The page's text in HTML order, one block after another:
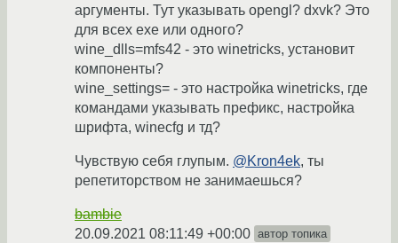
аргументы. Тут указывать opengl? dxvk? Это
для всех ехе или одного?
wine_dlls=mfs42 - это winetricks, установит
компоненты?
wine_settings= - это настройка winetricks, где
командами указывать префикс, настройка
шрифта, winecfg и тд?
Чувствую себя глупым. @Kron4ek, ты
репетиторством не занимаешься?
bambie
20.09.2021 08:11:49 +00:00 автор топика